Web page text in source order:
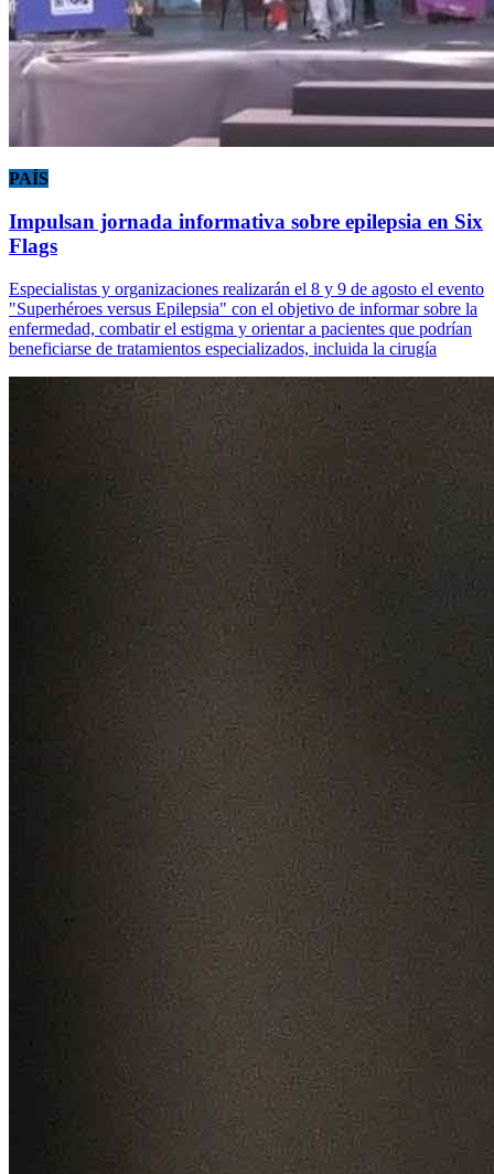
PAÍS
Impulsan jornada informativa sobre epilepsia en Six
Flags
Especialistas y organizaciones realizarán el 8 y 9 de agosto el evento
"Superhéroes versus Epilepsia" con el objetivo de informar sobre la
enfermedad, combatir el estigma y orientar a pacientes que podrían
beneficiarse de tratamientos especializados, incluida la cirugía